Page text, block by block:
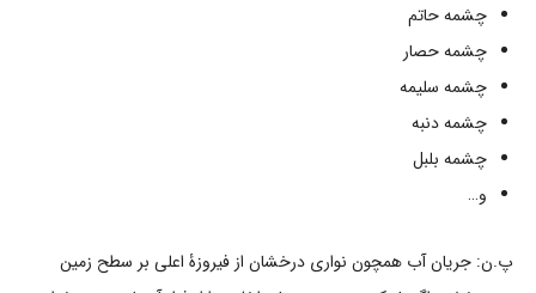
چشمه حاتم
چشمه حصار
چشمه سلیمه
چشمه دنبه
چشمه بلبل
و…
پ.ن: جریان آب همچون نواری درخشان از فیروزۀ اعلی بر سطح زمین